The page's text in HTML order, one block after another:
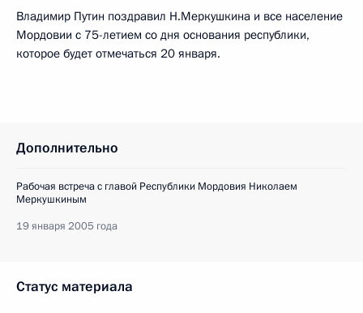
Владимир Путин поздравил Н.Меркушкина и все население
Мордовии с 75-летием со дня основания республики,
которое будет отмечаться 20 января.
Дополнительно
Рабочая встреча с главой Республики Мордовия Николаем
Меркушкиным
19 января 2005 года
Статус материала